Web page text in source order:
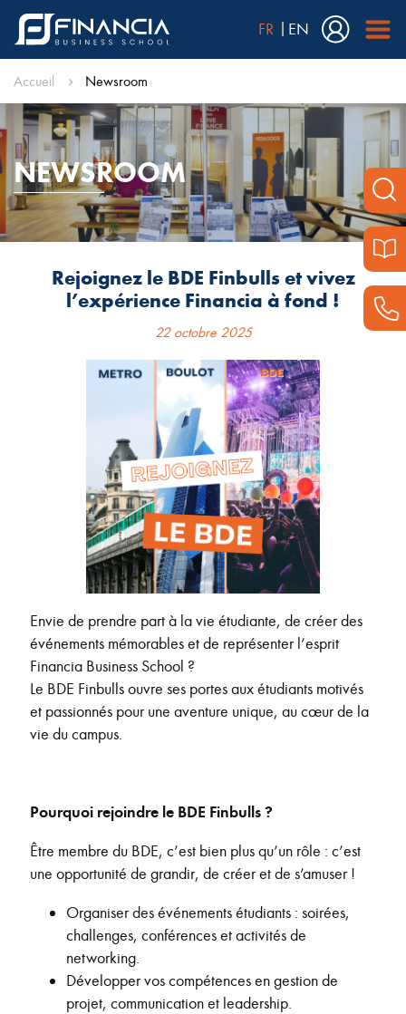
FR EN
Accueil Newsroom
NEWSROOM
Rejoignez le BDE Finbulls et vivez
l’expérience Financia à fond !
22 octobre 2025
Envie de prendre part à la vie étudiante, de créer des
événements mémorables et de représenter l’esprit
Financia Business School ?
Le BDE Finbulls ouvre ses portes aux étudiants motivés
et passionnés pour une aventure unique, au cœur de la
vie du campus.
Pourquoi rejoindre le BDE Finbulls ?
Être membre du BDE, c’est bien plus qu’un rôle : c’est
une opportunité de grandir, de créer et de s’amuser !
Organiser des événements étudiants : soirées,
challenges, conférences et activités de
networking.
Développer vos compétences en gestion de
projet, communication et leadership.